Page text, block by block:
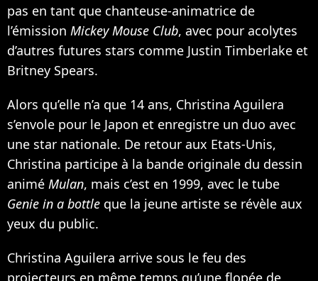
pas en tant que chanteuse-animatrice de
l’émission Mickey Mouse Club, avec pour acolytes
d’autres futures stars comme Justin Timberlake et
Britney Spears.
Alors qu’elle n’a que 14 ans, Christina Aguilera
s’envole pour le Japon et enregistre un duo avec
une star nationale. De retour aux Etats-Unis,
Christina participe à la bande originale du dessin
animé Mulan, mais c’est en 1999, avec le tube
Genie in a bottle que la jeune artiste se révèle aux
yeux du public.
Christina Aguilera arrive sous le feu des
projecteurs en même temps qu’une flopée de